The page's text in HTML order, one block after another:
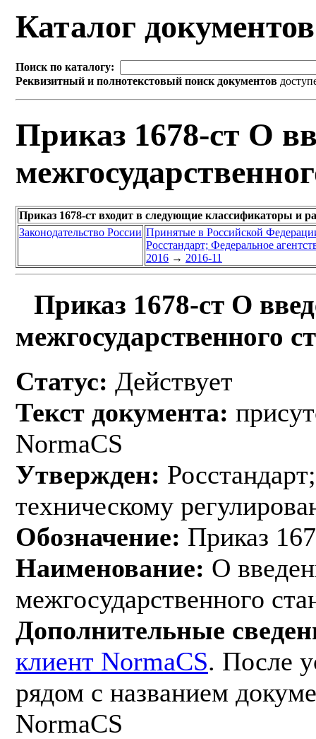
Каталог
Поиск по каталогу:
Реквизитный и полнотекстовый поиск документов
Приказ 1678-ст О
Приказ 1678-ст входит в следующие классификаторы и
Законодательство России Принятые в Российской
Росстандарт; Федеральное
2016 → 2016-11
Приказ 1678-ст О
межгосударственного
Статус: Действует
Текст документа:
NormaCS
Утвержден:
техническому
Обозначение: Приказ
Наименование: О
межгосударственного
Дополнительные
клиент NormaCS. После
рядом с названием
NormaCS